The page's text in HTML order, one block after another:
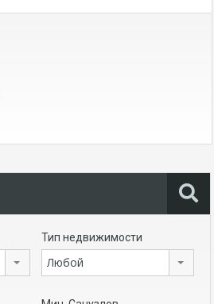
Тип недвижимости
Любой